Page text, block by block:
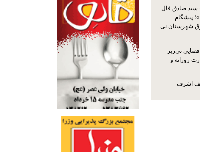
سید صادق فال
پیشگام
شهرستان نی
نی‌ریز
روزانه و
اشرف